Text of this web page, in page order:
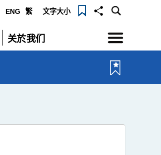
ENG 繁 文字大小
关於我们
展
选
单